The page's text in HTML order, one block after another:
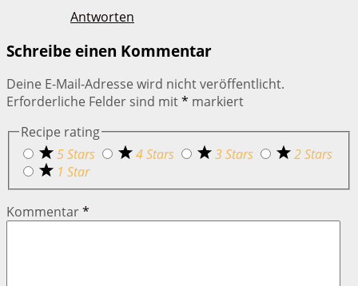
Antworten
Schreibe einen Kommentar
Deine E-Mail-Adresse wird nicht veröffentlicht.
Erforderliche Felder sind mit* markiert
Recipe rating
5 Stars
4 Stars 3 Stars
2 Stars
1 Star
Kommentar*